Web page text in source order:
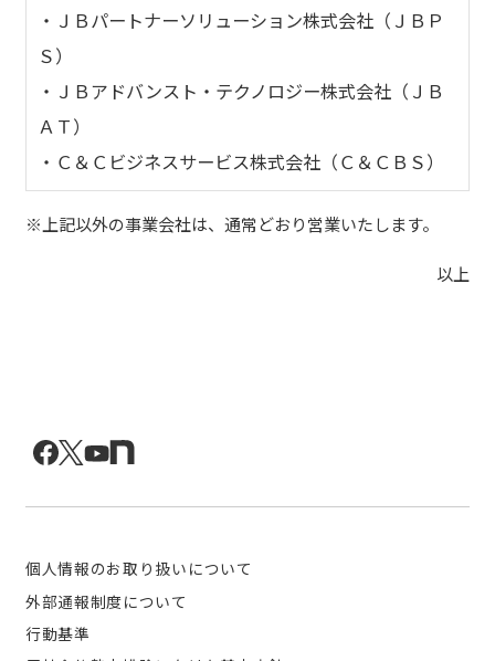
・ＪＢパートナーソリューション株式会社（ＪＢＰ
Ｓ）
・ＪＢアドバンスト・テクノロジー株式会社（ＪＢ
ＡＴ）
・Ｃ＆Ｃビジネスサービス株式会社（Ｃ＆ＣＢＳ）
※上記以外の事業会社は、通常どおり営業いたします。
以上
個人情報のお取り扱いについて
外部通報制度について
行動基準